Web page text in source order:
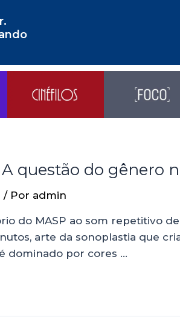
questão do gênero
/ Por admin
do MASP ao som repetitivo
arte da sonoplastia que
dominado por cores …